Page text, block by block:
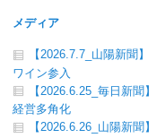
メディア
【2026.7.7_山陽新聞】
ワイン参入
【2026.6.25_毎日新聞】
経営多角化
【2026.6.26_山陽新聞】